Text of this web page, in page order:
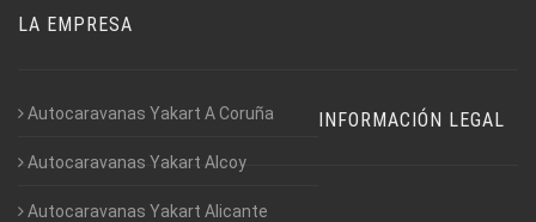
LA EMPRESA
Autocaravanas Yakart A Coruña
Autocaravanas Yakart Alcoy
Autocaravanas Yakart Alicante
INFORMACIÓN LEGAL